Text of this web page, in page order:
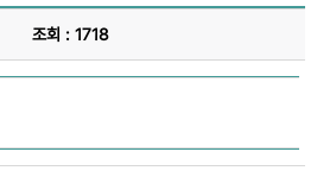
조회 : 1718